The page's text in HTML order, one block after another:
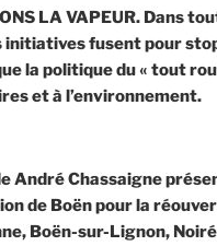
LA VAPEUR. Dans
initiatives fusent pour
la politique du « tout
et à l’environnement.
André Chassaigne
de Boën pour la
Boën-sur-Lignon,